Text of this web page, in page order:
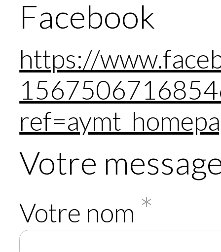
Facebook
https://
Votre
Votre nom *